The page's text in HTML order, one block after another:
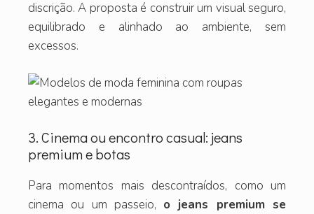
discrição. A proposta é construir um visual seguro,
equilibrado e alinhado ao ambiente, sem
excessos.
3. Cinema ou encontro casual: jeans
premium e botas
Para momentos mais descontraídos, como um
cinema ou um passeio, o jeans premium se